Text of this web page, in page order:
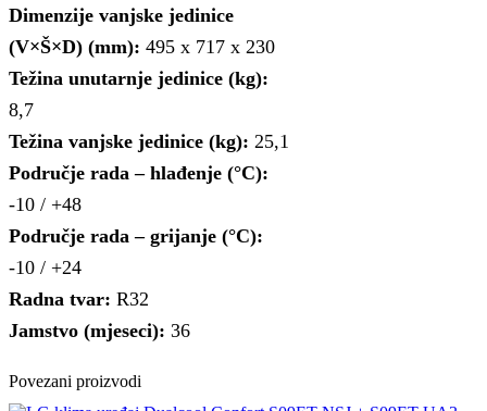
Dimenzije vanjske jedinice
(V×Š×D) (mm): 495 x 717 x 230
Težina unutarnje jedinice (kg):
8,7
Težina vanjske jedinice (kg): 25,1
Područje rada – hlađenje (°C):
-10 / +48
Područje rada – grijanje (°C):
-10 / +24
Radna tvar: R32
Jamstvo (mjeseci): 36
Povezani proizvodi